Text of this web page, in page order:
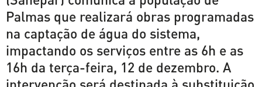
Palmas que realizará obras programadas
na captação de água do sistema,
impactando os serviços entre as 6h e as
16h da terça-feira, 12 de dezembro. A